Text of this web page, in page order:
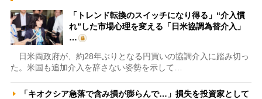
「トレンド転換のスイッチになり得る」“介入慣
れ”した市場心理を変える「日米協調為替介入」
…
日米両政府が、約28年ぶりとなる円買いの協調介入に踏み切っ
た。米国も追加介入を辞さない姿勢を示して…
「キオクシア急落で含み損が膨らんで…」損失を投資家として